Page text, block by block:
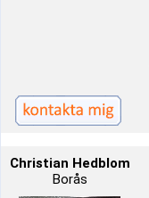
Christian Hedblom
Borås